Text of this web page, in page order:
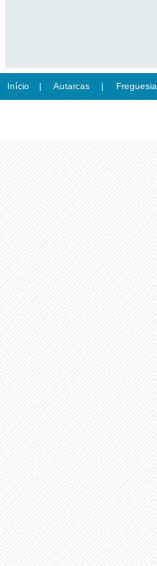
Início | Autarcas | Freguesia